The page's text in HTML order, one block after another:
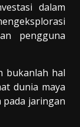
dalam
pengguna
bukanlah hal
dunia maya
jaringan